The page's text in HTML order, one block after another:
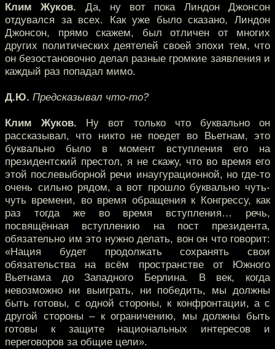
Клим Жуков. Да, ну вот пока Линдон Джонсон
отдувался за всех. Как уже было сказано, Линдон
Джонсон, прямо скажем, был отличен от многих
других политических деятелей своей эпохи тем, что
он безостановочно делал разные громкие заявления и
каждый раз попадал мимо.
Д.Ю. Предсказывал что-то?
Клим Жуков. Ну вот только что буквально он
рассказывал, что никто не поедет во Вьетнам, это
буквально было в момент вступления его на
президентский престол, я не скажу, что во время его
этой послевыборной речи инаугурационной, но где-то
очень сильно рядом, а вот прошло буквально чуть-
чуть времени, во время обращения к Конгрессу, как
раз тогда же во время вступления… речь,
посвящённая вступлению на пост президента,
обязательно им это нужно делать, вон он что говорит:
«Нация будет продолжать сохранять свои
обязательства на всём пространстве от Южного
Вьетнама до Западного Берлина. В век, когда
невозможно ни выиграть, ни победить, мы должны
быть готовы, с одной стороны, к конфронтации, а с
другой стороны – к ограничению, мы должны быть
готовы к защите национальных интересов и
переговоров за общие цели».